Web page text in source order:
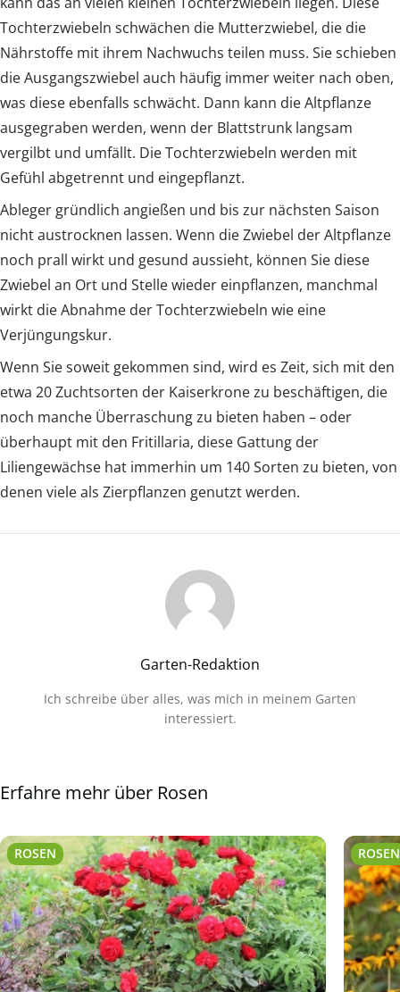
Tochterzwiebeln schwächen die Mutterzwiebel, die die
Nährstoffe mit ihrem Nachwuchs teilen muss. Sie schieben
die Ausgangszwiebel auch häufig immer weiter nach oben,
was diese ebenfalls schwächt. Dann kann die Altpflanze
ausgegraben werden, wenn der Blattstrunk langsam
vergilbt und umfällt. Die Tochterzwiebeln werden mit
Gefühl abgetrennt und eingepflanzt.
Ableger gründlich angießen und bis zur nächsten Saison
nicht austrocknen lassen. Wenn die Zwiebel der Altpflanze
noch prall wirkt und gesund aussieht, können Sie diese
Zwiebel an Ort und Stelle wieder einpflanzen, manchmal
wirkt die Abnahme der Tochterzwiebeln wie eine
Verjüngungskur.
Wenn Sie soweit gekommen sind, wird es Zeit, sich mit den
etwa 20 Zuchtsorten der Kaiserkrone zu beschäftigen, die
noch manche Überraschung zu bieten haben – oder
überhaupt mit den Fritillaria, diese Gattung der
Liliengewächse hat immerhin um 140 Sorten zu bieten, von
denen viele als Zierpflanzen genutzt werden.
Garten-Redaktion
Ich schreibe über alles, was mich in meinem Garten
interessiert.
Erfahre mehr über Rosen
ROSEN ROSEN